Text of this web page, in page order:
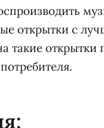
открытки с
такие открытки